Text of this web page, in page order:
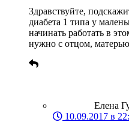
Здравствуйте,
диабета 1 типа у
начинать работать в
нужно с отцом,
Елена
10.09.2017 в